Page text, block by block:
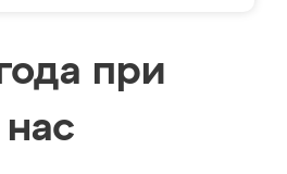
при
нас